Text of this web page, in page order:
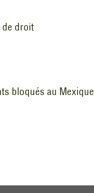
de droit
bloqués au Mexique